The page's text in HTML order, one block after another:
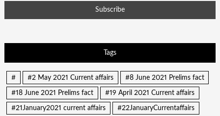
Tags
# #2 May 2021 Current affairs #8 June 2021 Prelims fact
#18 June 2021 Prelims fact #19 April 2021 Current affairs
#21January2021 current affairs #22JanuaryCurrentaffairs